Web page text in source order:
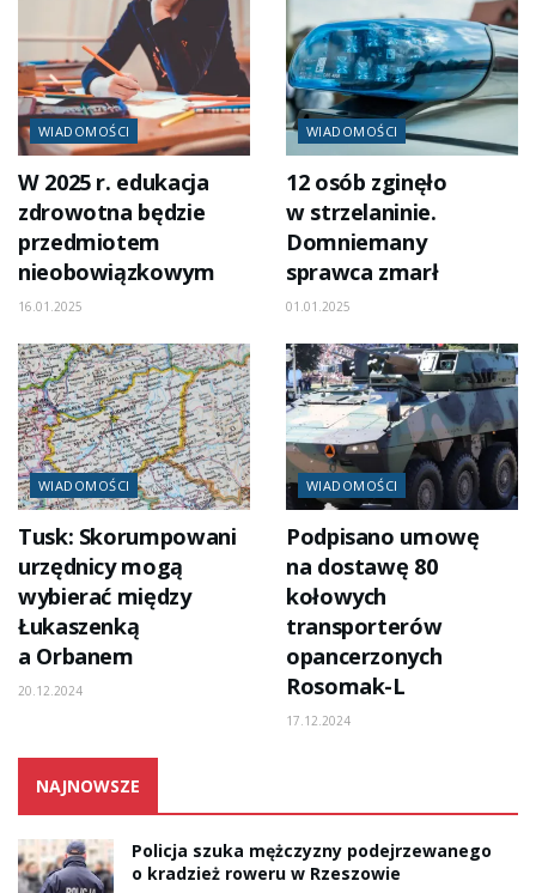
WIADOMOŚCI
W 2025 r. edukacja
zdrowotna będzie
przedmiotem
nieobowiązkowym
16.01.2025
WIADOMOŚCI
12 osób zginęło
w strzelaninie.
Domniemany
sprawca zmarł
01.01.2025
WIADOMOŚCI
Tusk: Skorumpowani
urzędnicy mogą
wybierać między
Łukaszenką
a Orbanem
20.12.2024
WIADOMOŚCI
Podpisano umowę
na dostawę 80
kołowych
transporterów
opancerzonych
Rosomak-L
17.12.2024
NAJNOWSZE
Policja szuka mężczyzny podejrzewanego
o kradzież roweru w Rzeszowie